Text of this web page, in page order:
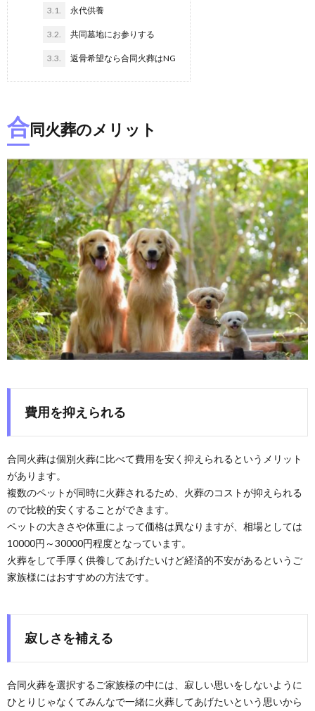
3.1. 永代供養
3.2. 共同墓地にお参りする
3.3. 返骨希望なら合同火葬はNG
合同火葬のメリット
費用を抑えられる
合同火葬は個別火葬に比べて費用を安く抑えられるというメリット
があります。
複数のペットが同時に火葬されるため、火葬のコストが抑えられる
ので比較的安くすることができます。
ペットの大きさや体重によって価格は異なりますが、相場としては
10000円～30000円程度となっています。
火葬をして手厚く供養してあげたいけど経済的不安があるというご
家族様にはおすすめの方法です。
寂しさを補える
合同火葬を選択するご家族様の中には、寂しい思いをしないように
ひとりじゃなくてみんなで一緒に火葬してあげたいという思いから